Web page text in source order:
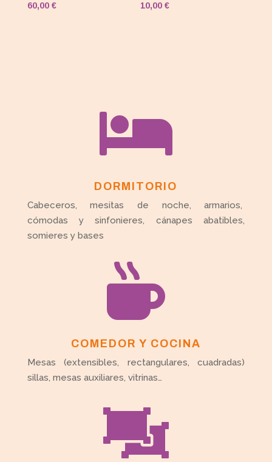
60,00 € 10,00€

DORMITORIO
Cabeceros, mesitas de noche, armarios,
cómodas y sinfonieres, cánapes abatibles,
somieres y bases

COMEDOR Y COCINA
Mesas (extensibles, rectangulares, cuadradas)
sillas, mesas auxiliares, vitrinas…
